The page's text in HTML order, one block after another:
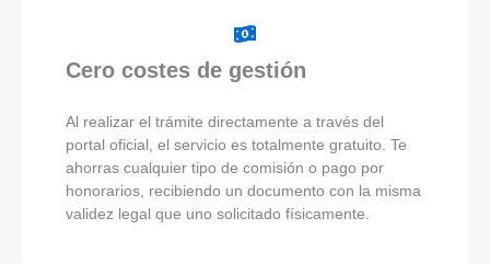
Cero costes de gestión
Al realizar el trámite directamente a través del
portal oficial, el servicio es totalmente gratuito. Te
ahorras cualquier tipo de comisión o pago por
honorarios, recibiendo un documento con la misma
validez legal que uno solicitado físicamente.